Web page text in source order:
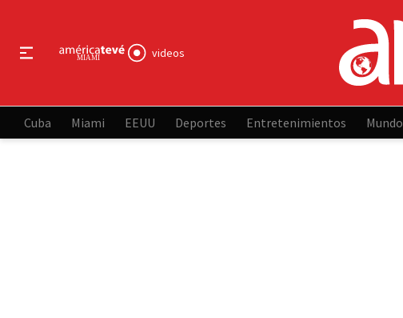
videos
Cuba Miami EEUU Deportes Entretenimientos Mundo